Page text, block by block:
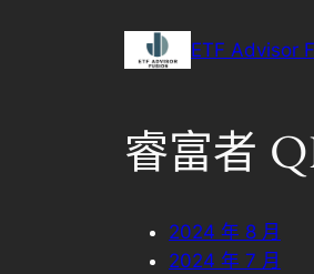
ETF Advisor
睿富者
2024 年 8 月
2024 年 7 月